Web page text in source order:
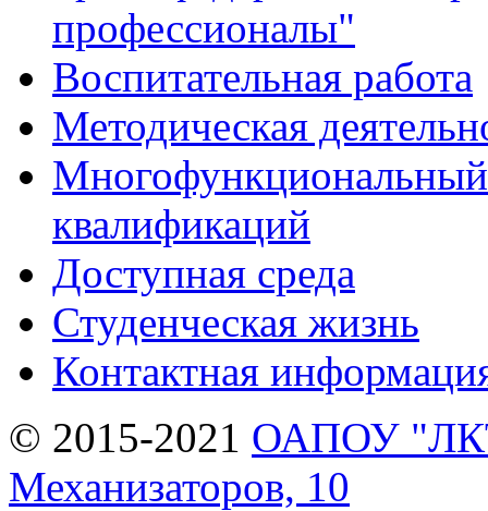
профессионалы"
Воспитательная работа
Методическая
квалификаций
Доступная среда
Студенческая жизнь
Контактная
© 2015-2021 ОАПОУ
Механизаторов, 10